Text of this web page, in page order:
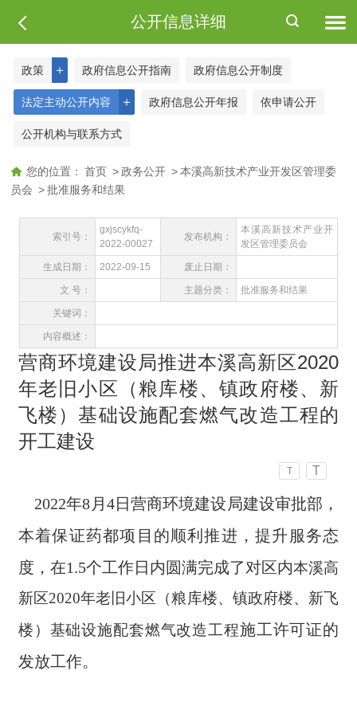
公开信息详细
＋
政策 政府信息公开指南 政府信息公开制度
＋
法定主动公开内容 政府信息公开年报 依申请公开
公开机构与联系方式
您的位置： 首页 > 政务公开 > 本溪高新技术产业开发区管理委
员会 > 批准服务和结果
索引号：
gxjscykfq-
2022-00027
发布机构：
本溪高新技术产业开
发区管理委员会
生成日期： 2022-09-15 废止日期：
文 号： 主题分类： 批准服务和结果
关键词：
内容概述：
营商环境建设局推进本溪高新区2020
年老旧小区（粮库楼、镇政府楼、新
飞楼）基础设施配套燃气改造工程的
开工建设
T T
2022年8月4日营商环境建设局建设审批部，
本着保证药都项目的顺利推进，提升服务态
度，在1.5个工作日内圆满完成了对区内本溪高
新区2020年老旧小区（粮库楼、镇政府楼、新飞
楼）基础设施配套燃气改造工程施工许可证的
发放工作。